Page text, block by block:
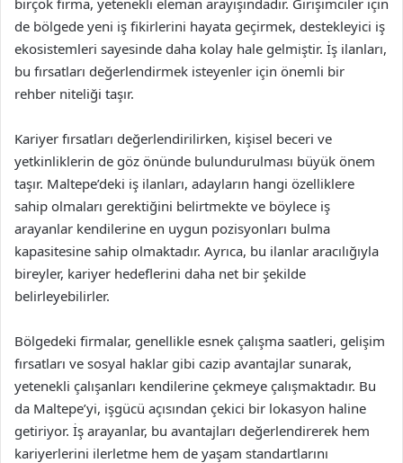
birçok firma, yetenekli eleman arayışındadır. Girişimciler için
de bölgede yeni iş fikirlerini hayata geçirmek, destekleyici iş
ekosistemleri sayesinde daha kolay hale gelmiştir. İş ilanları,
bu fırsatları değerlendirmek isteyenler için önemli bir
rehber niteliği taşır.
Kariyer fırsatları değerlendirilirken, kişisel beceri ve
yetkinliklerin de göz önünde bulundurulması büyük önem
taşır. Maltepe’deki iş ilanları, adayların hangi özelliklere
sahip olmaları gerektiğini belirtmekte ve böylece iş
arayanlar kendilerine en uygun pozisyonları bulma
kapasitesine sahip olmaktadır. Ayrıca, bu ilanlar aracılığıyla
bireyler, kariyer hedeflerini daha net bir şekilde
belirleyebilirler.
Bölgedeki firmalar, genellikle esnek çalışma saatleri, gelişim
fırsatları ve sosyal haklar gibi cazip avantajlar sunarak,
yetenekli çalışanları kendilerine çekmeye çalışmaktadır. Bu
da Maltepe’yi, işgücü açısından çekici bir lokasyon haline
getiriyor. İş arayanlar, bu avantajları değerlendirerek hem
kariyerlerini ilerletme hem de yaşam standartlarını